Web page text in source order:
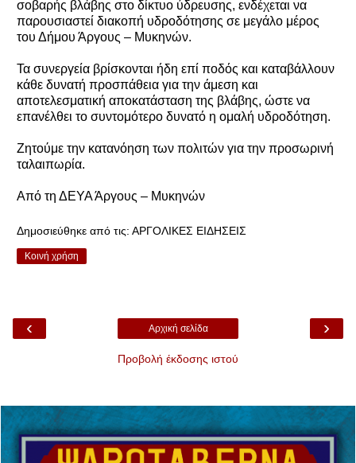
σοβαρής βλάβης στο δίκτυο ύδρευσης, ενδέχεται να
παρουσιαστεί διακοπή υδροδότησης σε μεγάλο μέρος
του Δήμου Άργους – Μυκηνών.
Τα συνεργεία βρίσκονται ήδη επί ποδός και καταβάλλουν
κάθε δυνατή προσπάθεια για την άμεση και
αποτελεσματική αποκατάσταση της βλάβης, ώστε να
επανέλθει το συντομότερο δυνατό η ομαλή υδροδότηση.
Ζητούμε την κατανόηση των πολιτών για την προσωρινή
ταλαιπωρία.
Από τη ΔΕΥΑ Άργους – Μυκηνών
Δημοσιεύθηκε από τις: ΑΡΓΟΛΙΚΕΣ ΕΙΔΗΣΕΙΣ
Κοινή χρήση
‹ ›
Αρχική σελίδα
Προβολή έκδοσης ιστού